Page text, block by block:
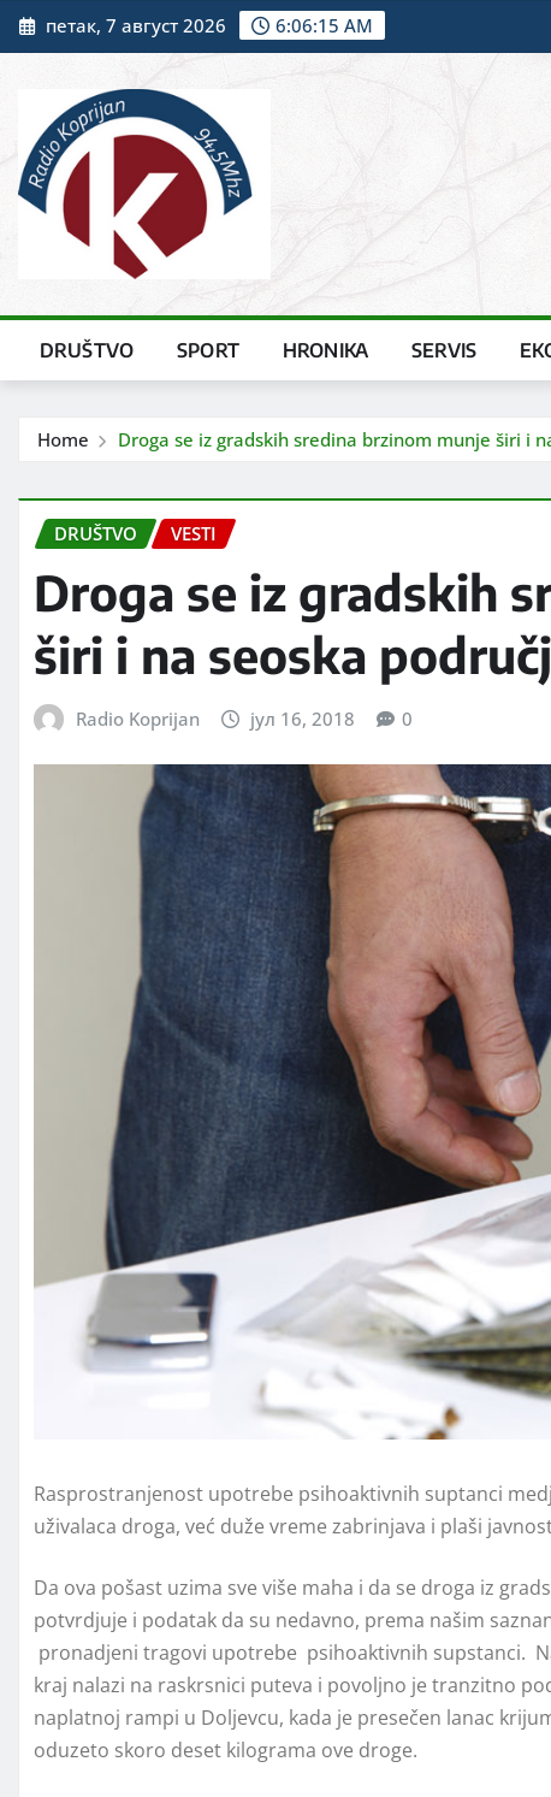
Skip
to
петак, 7 август 2026 6:06:16 AM
DRUŠTVO SPORT HRONIKA SERVIS
Home Droga se iz gradskih sredina brzinom munje širi i
DRUŠTVO VESTI
Droga se iz gradskih
širi i na seoska
Radio Koprijan јул 16, 2018 0
Rasprostranjenost upotrebe psihoaktivnih suptanci
uživalaca droga, već duže vreme zabrinjava i plaši
Da ova pošast uzima sve više maha i da se droga iz
potvrdjuje i podatak da su nedavno, prema našim
pronadjeni tragovi upotrebe psihoaktivnih supstanci.
kraj nalazi na raskrsnici puteva i povoljno je tranzitno
naplatnoj rampi u Doljevcu, kada je presečen lanac
oduzeto skoro deset kilograma ove droge.